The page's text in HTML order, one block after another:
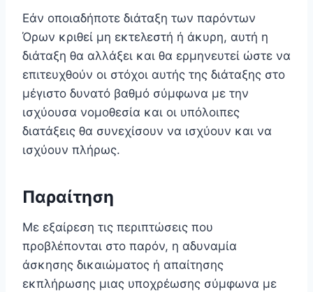
Εάν οποιαδήποτε διάταξη των παρόντων
Όρων κριθεί μη εκτελεστή ή άκυρη, αυτή η
διάταξη θα αλλάξει και θα ερμηνευτεί ώστε να
επιτευχθούν οι στόχοι αυτής της διάταξης στο
μέγιστο δυνατό βαθμό σύμφωνα με την
ισχύουσα νομοθεσία και οι υπόλοιπες
διατάξεις θα συνεχίσουν να ισχύουν και να
ισχύουν πλήρως.
Παραίτηση
Με εξαίρεση τις περιπτώσεις που
προβλέπονται στο παρόν, η αδυναμία
άσκησης δικαιώματος ή απαίτησης
εκπλήρωσης μιας υποχρέωσης σύμφωνα με